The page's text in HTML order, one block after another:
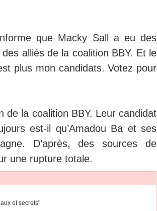
que Macky Sall a eu des
alliés de la coalition BBY. Et le
plus mon candidats. Votez pour
la coalition BBY. Leur candidat
est-il qu’Amadou Ba et ses
D’après, des sources de
une rupture totale.
et secrets"